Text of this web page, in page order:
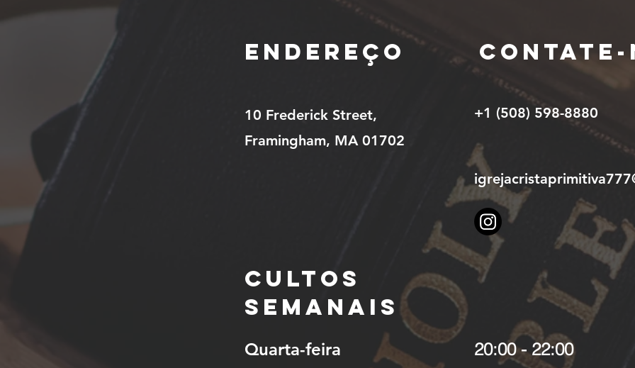
Endereço
10 Frederick Street,
Framingham, MA 01702
+1 (508) 598-8880
Cultos
Semanais
Quarta-feira 20:00 - 22:00